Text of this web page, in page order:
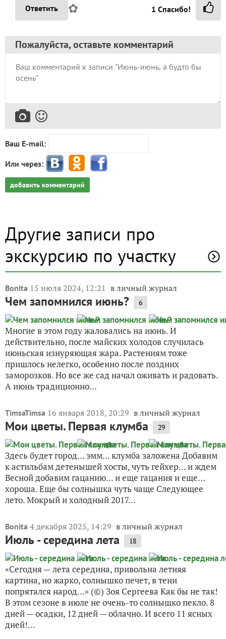
Ответить ✿ 1 Спасибо!
Пожалуйста, оставьте комментарий
Ваш E-mail:
Или через:
добавить комментарий
Другие записи про
экскурсию по участку
Bonita 15 июля 2024, 12:21 в личный журнал
Чем запомнился июнь? 6
Многие в этом году жаловались на июнь. И
действительно, после майских холодов случилась
июньская изнуряющая жара. Растениям тоже
пришлось нелегко, особенно после поздних
заморозков. Но все же сад начал оживать и радовать.
А июнь традиционно...
TimsaTimsa 16 января 2018, 20:29 в личный журнал
Мои цветы. Первая клумба 29
Здесь будет город… эмм… клумба заложена Добавим
к астильбам детенышей хосты, чуть гейхер… и ждем
Весной добавим гацанию... и еще гацания и еще…
хороша. Еще бы солнышка чуть чаще Следующее
лето. Мокрый и холодный 2017...
Bonita 4 декабря 2025, 14:29 в личный журнал
Июль - середина лета 18
«Сегодня — лета середина, привольна летняя
картина, но жарко, солнышко печет, в тени
попрятался народ…» (©) Зоя Сергеева Как бы не так!
В этом сезоне в июле не очень-то солнышко пекло. 8
дней — осадки, 12 дней — облачно. И всего 11 ясных
дней!...